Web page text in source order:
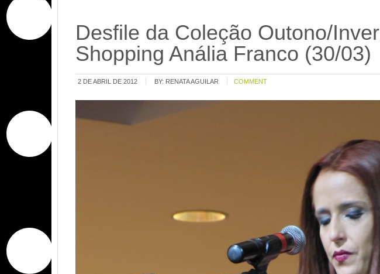
Desfile da Coleção Outono/
Shopping Anália Franco (30/03)
2 DE ABRIL DE 2012 BY: RENATA AGUILAR COMMENT